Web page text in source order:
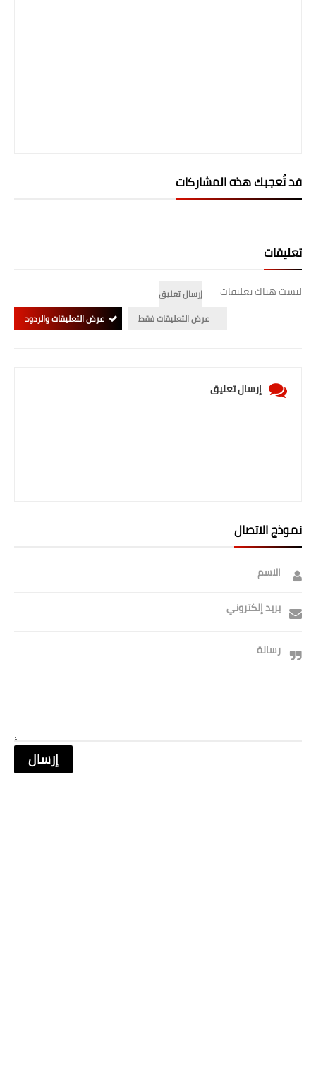
قد تُعجبك هذه المشاركات
تعليقات
ليست هناك تعليقات
إرسال تعليق
عرض التعليقات فقط
عرض التعليقات والردود
إرسال تعليق
نموذج الاتصال
الاسم
بريد إلكتروني
رسالة